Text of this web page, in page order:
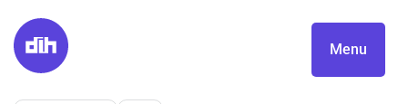
Menu